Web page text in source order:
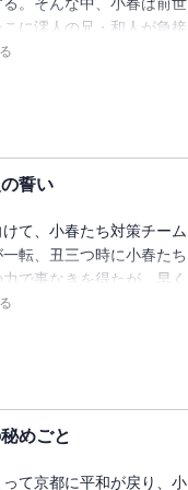
に澪人の兄・和人が急接
誓い
て、小春たち対策チーム
転、丑三つ時に小春たち
で事なきを得たが、早く
り込んでしまう。しかし
めごと
て京都に平和が戻り、小